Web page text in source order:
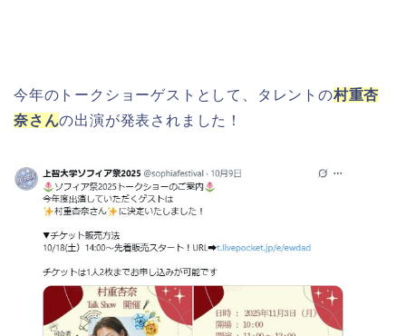
台・出店は?混雑情報も!
近畿大学卒業式2026のゲストの歴代ス
ピーチや予想有名人は誰?
角館桜まつり2026の屋台(出店)やライ
トアップは?駐車場も調査!
今年のトークショーゲストとして、タレントの村重杏
奈さんの出演が発表されました！